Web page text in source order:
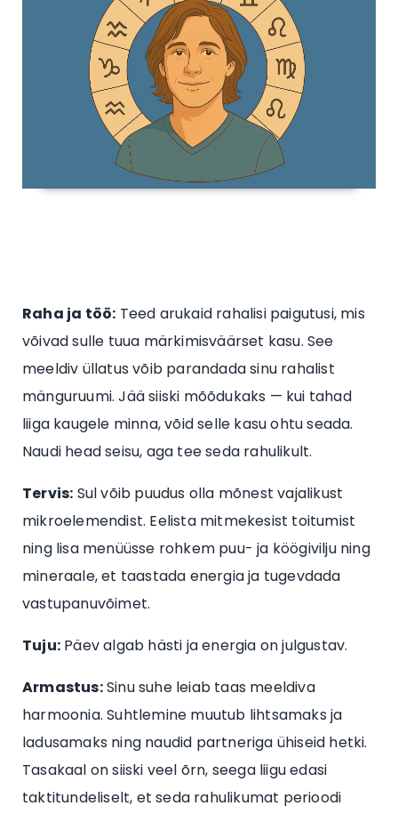
Raha ja töö: Teed arukaid rahalisi paigutusi, mis
võivad sulle tuua märkimisväärset kasu. See
meeldiv üllatus võib parandada sinu rahalist
mänguruumi. Jää siiski mõõdukaks — kui tahad
liiga kaugele minna, võid selle kasu ohtu seada.
Naudi head seisu, aga tee seda rahulikult.
Tervis: Sul võib puudus olla mõnest vajalikust
mikroelemendist. Eelista mitmekesist toitumist
ning lisa menüüsse rohkem puu- ja köögivilju ning
mineraale, et taastada energia ja tugevdada
vastupanuvõimet.
Tuju: Päev algab hästi ja energia on julgustav.
Armastus:Sinu suhe leiab taas meeldiva
harmoonia. Suhtlemine muutub lihtsamaks ja
ladusamaks ning naudid partneriga ühiseid hetki.
Tasakaal on siiski veel õrn, seega liigu edasi
taktitundeliselt, et seda rahulikumat perioodi